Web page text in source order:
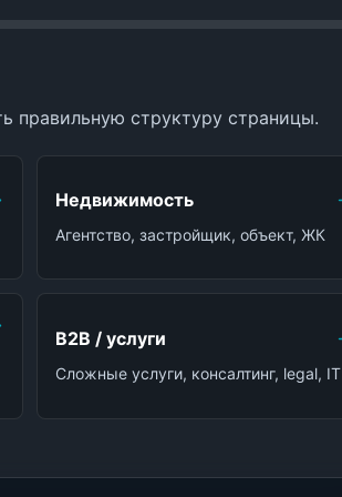
правильную структуру страницы.
Недвижимость
Агентство, застройщик, объект, ЖК
B2B / услуги
Сложные услуги, консалтинг, legal, IT